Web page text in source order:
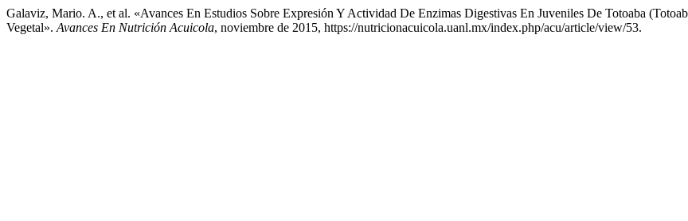
Galaviz, Mario. A., et al. «Avances En Estudios Sobre Expresión Y Actividad De Enzimas Digestivas En Juveniles De Totoaba
Vegetal». Avances En Nutrición Acuicola, noviembre de 2015, https://nutricionacuicola.uanl.mx/index.php/acu/article/view/53.